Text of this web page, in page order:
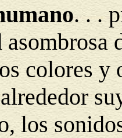
. . .
asombrosa
colores y
los